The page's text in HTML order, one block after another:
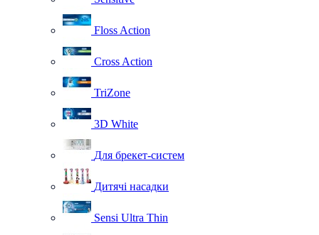
Floss Action
Cross Action
TriZone
3D White
Для брекет-систем
Дитячі насадки
Sensi Ultra Thin